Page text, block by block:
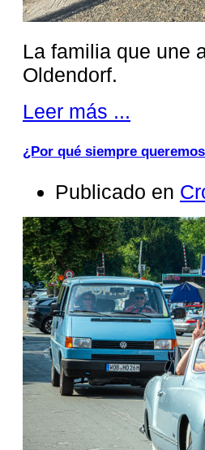
La familia que une
Oldendorf.
Leer más ...
¿Por qué siempre
Publicado en